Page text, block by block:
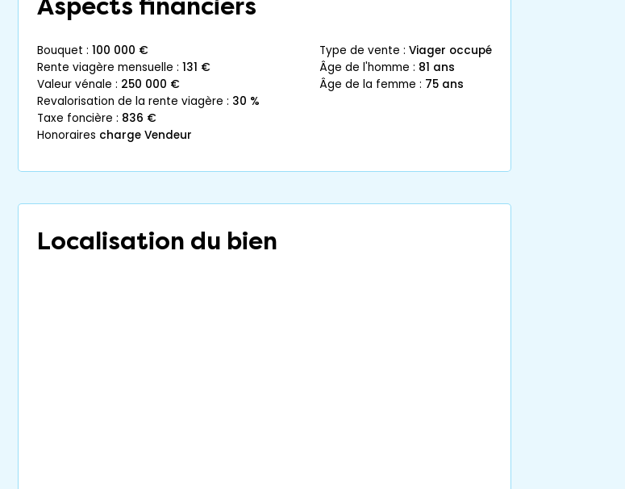
Aspects financiers
bouquet : 100 000 €
rente viagère mensuelle : 131 €
valeur vénale : 250 000 €
revalorisation de la rente viagère : 30 %
taxe foncière : 836 €
honoraires charge Vendeur
type de vente : Viager occupé
âge de l'homme : 81 ans
âge de la femme : 75 ans
Localisation du bien